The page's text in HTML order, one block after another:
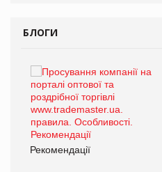
БЛОГИ
Рекомендації